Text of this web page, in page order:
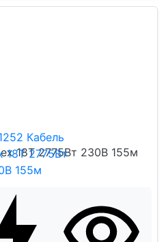
18T 2775Вт 230В 155м